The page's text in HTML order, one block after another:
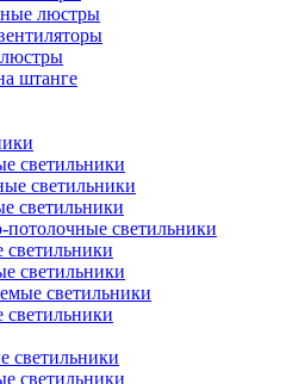
люстры
штанге
светильники
светильники
светильники
потолочные светильники
светильники
светильники
светильники
светильники
светильники
светильники